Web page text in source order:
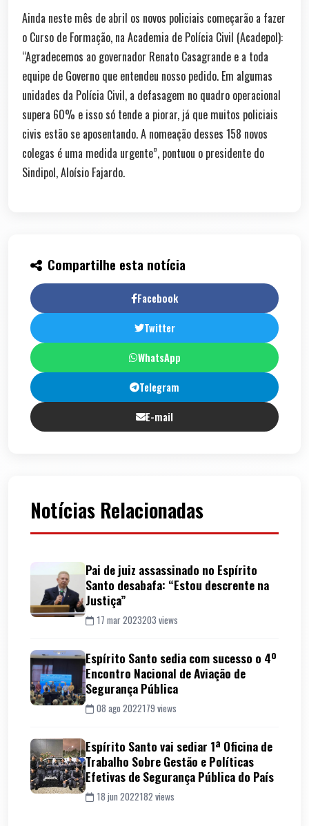
Ainda neste mês de abril os novos policiais começarão a fazer
o Curso de Formação, na Academia de Polícia Civil (Acadepol):
“Agradecemos ao governador Renato Casagrande e a toda
equipe de Governo que entendeu nosso pedido. Em algumas
unidades da Polícia Civil, a defasagem no quadro operacional
supera 60% e isso só tende a piorar, já que muitos policiais
civis estão se aposentando. A nomeação desses 158 novos
colegas é uma medida urgente”, pontuou o presidente do
Sindipol, Aloísio Fajardo.
Compartilhe esta notícia
Facebook
Twitter
WhatsApp
Telegram
E-mail
Notícias Relacionadas
Pai de juiz assassinado no Espírito
Santo desabafa: “Estou descrente na
Justiça”
17 mar 2023203 views
Espírito Santo sedia com sucesso o 4º
Encontro Nacional de Aviação de
Segurança Pública
08 ago 2022179 views
Espírito Santo vai sediar 1ª Oficina de
Trabalho Sobre Gestão e Políticas
Efetivas de Segurança Pública do País
18 jun 2022182 views